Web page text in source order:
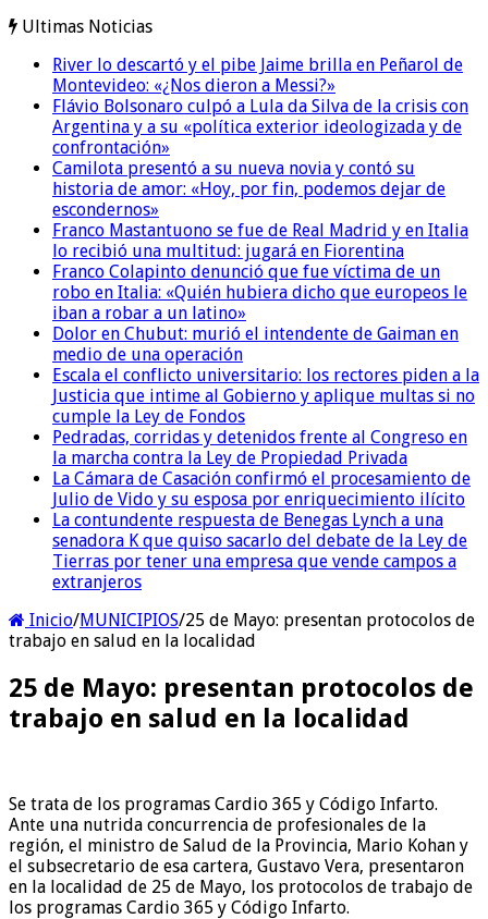
Ultimas Noticias
River lo descartó y el pibe Jaime brilla en Peñarol de
Montevideo: «¿Nos dieron a Messi?»
Flávio Bolsonaro culpó a Lula da Silva de la crisis con
Argentina y a su «política exterior ideologizada y de
confrontación»
Camilota presentó a su nueva novia y contó su
historia de amor: «Hoy, por fin, podemos dejar de
escondernos»
Franco Mastantuono se fue de Real Madrid y en Italia
lo recibió una multitud: jugará en Fiorentina
Franco Colapinto denunció que fue víctima de un
robo en Italia: «Quién hubiera dicho que europeos le
iban a robar a un latino»
Dolor en Chubut: murió el intendente de Gaiman en
medio de una operación
Escala el conflicto universitario: los rectores piden a la
Justicia que intime al Gobierno y aplique multas si no
cumple la Ley de Fondos
Pedradas, corridas y detenidos frente al Congreso en
la marcha contra la Ley de Propiedad Privada
La Cámara de Casación confirmó el procesamiento de
Julio de Vido y su esposa por enriquecimiento ilícito
La contundente respuesta de Benegas Lynch a una
senadora K que quiso sacarlo del debate de la Ley de
Tierras por tener una empresa que vende campos a
extranjeros
Inicio/MUNICIPIOS/25 de Mayo: presentan protocolos de
trabajo en salud en la localidad
25 de Mayo: presentan protocolos de
trabajo en salud en la localidad
Se trata de los programas Cardio 365 y Código Infarto.
Ante una nutrida concurrencia de profesionales de la
región, el ministro de Salud de la Provincia, Mario Kohan y
el subsecretario de esa cartera, Gustavo Vera, presentaron
en la localidad de 25 de Mayo, los protocolos de trabajo de
los programas Cardio 365 y Código Infarto.